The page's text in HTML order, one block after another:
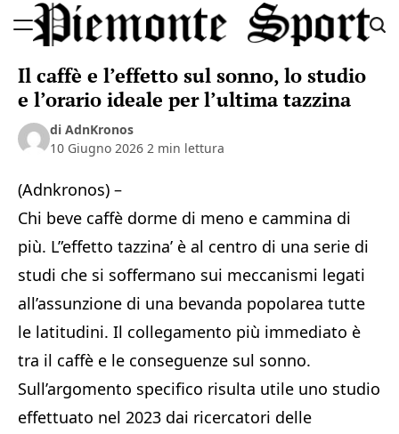
to
Sport
Il caffè e l’effetto sul sonno, lo studio
e l’orario ideale per l’ultima tazzina
di AdnKronos
10 Giugno 2026 2 min lettura
(Adnkronos) –
Chi beve caffè dorme di meno e cammina di
più. L”effetto tazzina’ è al centro di una serie di
studi che si soffermano sui meccanismi legati
all’assunzione di una bevanda popolarea tutte
le latitudini. Il collegamento più immediato è
tra il caffè e le conseguenze sul sonno.
Sull’argomento specifico risulta utile uno studio
effettuato nel 2023 dai ricercatori delle